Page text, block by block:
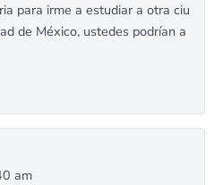
para irme a estudiar a otra ciu
de México, ustedes podrían a
am